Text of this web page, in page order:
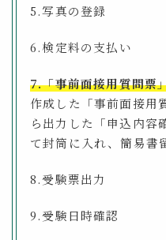
5.写真の登録
6.検定料の⽀払い
7.「事前⾯接⽤質問票
作成した「事前⾯接⽤
ら出⼒した「申込内容
て封筒に⼊れ、簡易書
8.受験票出⼒
9.受験⽇時確認